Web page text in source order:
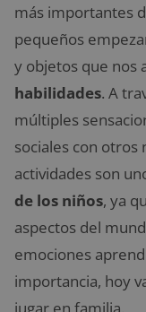
más importantes
pequeños
y objetos que nos
habilidades. A
múltiples
sociales con otros
actividades son
de los niños, ya
aspectos del
emociones
importancia, hoy